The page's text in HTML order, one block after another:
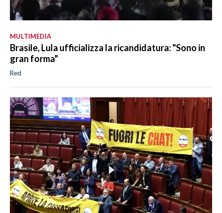
MULTIMEDIA
Brasile, Lula ufficializza la ricandidatura: "Sono in
gran forma"
Red